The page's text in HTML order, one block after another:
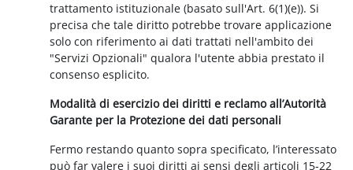
trattamento istituzionale (basato sull'Art. 6(1)(e)). Si
precisa che tale diritto potrebbe trovare applicazione
solo con riferimento ai dati trattati nell'ambito dei
"Servizi Opzionali" qualora l'utente abbia prestato il
consenso esplicito.
Modalità di esercizio dei diritti e reclamo all’Autorità
Garante per la Protezione dei dati personali
Fermo restando quanto sopra specificato, l’interessato
può far valere i suoi diritti ai sensi degli articoli 15-22